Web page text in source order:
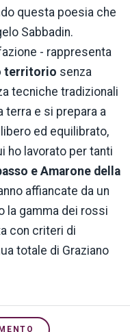
questa poesia che
Sabbadin.
- rappresenta
territorio senza
tecniche tradizionali
terra e si prepara a
ed equilibrato,
ho lavorato per tanti
e Amarone della
affiancate da un
la gamma dei rossi
con criteri di
totale di Graziano